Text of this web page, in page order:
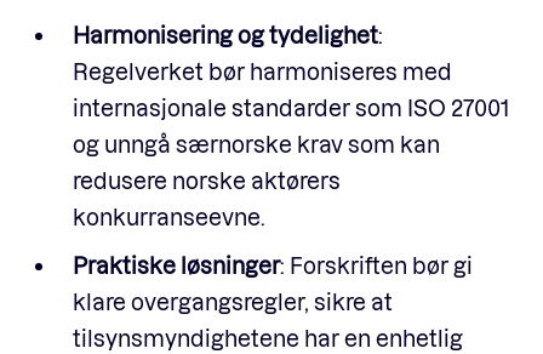
Harmonisering og tydelighet:
Regelverket bør harmoniseres med
internasjonale standarder som ISO 27001
og unngå særnorske krav som kan
redusere norske aktørers
konkurranseevne.
Praktiske løsninger: Forskriften bør gi
klare overgangsregler, sikre at
tilsynsmyndighetene har en enhetlig